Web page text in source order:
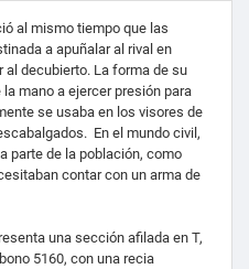
al mismo tiempo que las
a apuñalar al rival en
al decubierto. La forma de su
mano a ejercer presión para
se usaba en los visores de
En el mundo civil,
parte de la población, como
contar con un arma de
una sección afilada en T,
5160, con una recia